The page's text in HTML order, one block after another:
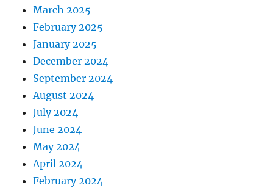
March 2025
February 2025
January 2025
December 2024
September 2024
August 2024
July 2024
June 2024
May 2024
April 2024
February 2024